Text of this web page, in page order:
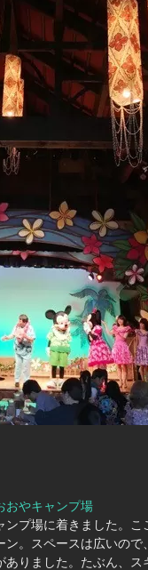
おやキャンプ場
ンプ場に着きました。
ン。スペースは広いの
ありました。たぶん、